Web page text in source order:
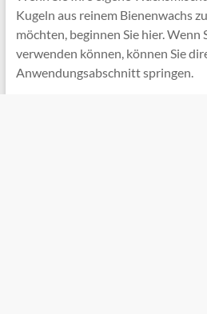
Kugeln aus reinem Bienenwachs
möchten, beginnen Sie hier. Wenn
verwenden können, können Sie
Anwendungsabschnitt springen.